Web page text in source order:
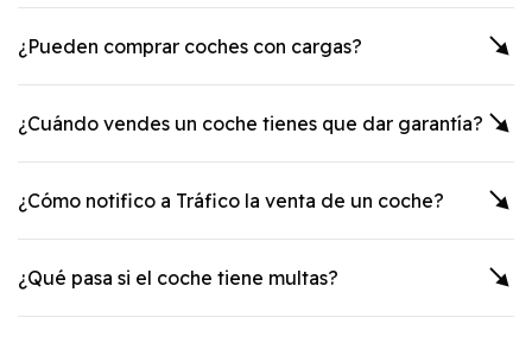
¿Pueden comprar coches con cargas?
¿Cuándo vendes un coche tienes que dar garantía?
¿Cómo notifico a Tráfico la venta de un coche?
¿Qué pasa si el coche tiene multas?